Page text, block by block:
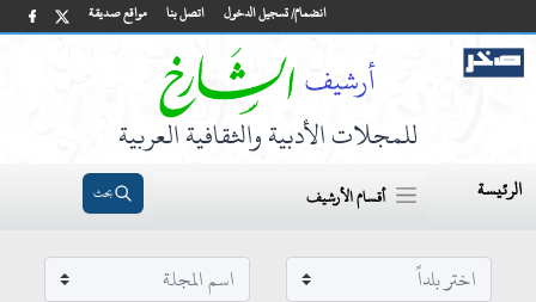
مواقع صديقة اتصل بنا انضمام/ تسجيل الدخول
للمجلات الأدبية والثقافية العربية
الرئيسة أقسام الأرشيف بحث